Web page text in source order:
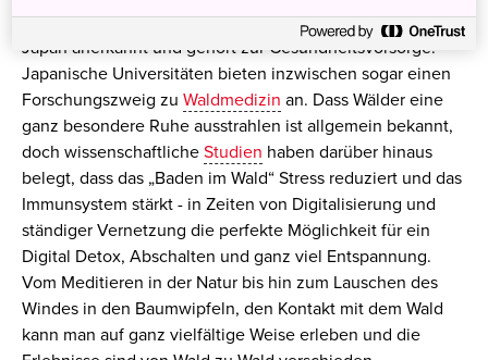
schon länger, denn seit den 80er Jahren ist diese Praxis in
Japan anerkannt und gehört zur Gesundheitsvorsorge.
Japanische Universitäten bieten inzwischen sogar einen
Forschungszweig zu Waldmedizin an. Dass Wälder eine
ganz besondere Ruhe ausstrahlen ist allgemein bekannt,
doch wissenschaftliche Studien haben darüber hinaus
belegt, dass das „Baden im Wald“ Stress reduziert und das
Immunsystem stärkt - in Zeiten von Digitalisierung und
ständiger Vernetzung die perfekte Möglichkeit für ein
Digital Detox, Abschalten und ganz viel Entspannung.
Vom Meditieren in der Natur bis hin zum Lauschen des
Windes in den Baumwipfeln, den Kontakt mit dem Wald
kann man auf ganz vielfältige Weise erleben und die